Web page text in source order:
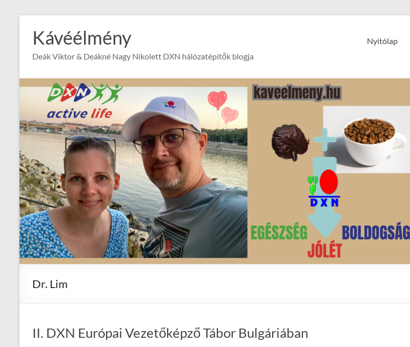
content
Kávéélmény
Deák Viktor & Deákné Nagy Nikolett DXN hálózatépítők blogja
Nyitólap
Dr. Lim
II. DXN Európai Vezetőképző Tábor Bulgáriában